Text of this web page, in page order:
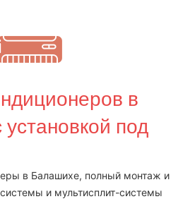
в
под
в Балашихе, полный монтаж и
и мультисплит-системы